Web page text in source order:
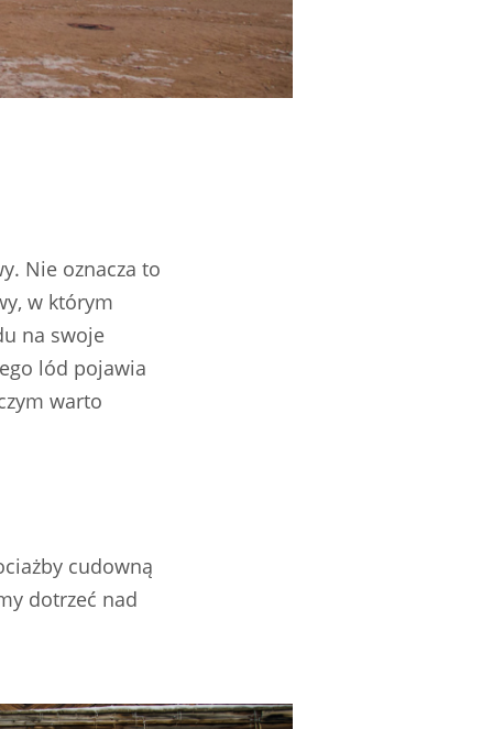
Nie oznacza to
w którym
na swoje
lód pojawia
warto
cudowną
dotrzeć nad